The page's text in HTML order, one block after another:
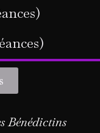
Bénédictins